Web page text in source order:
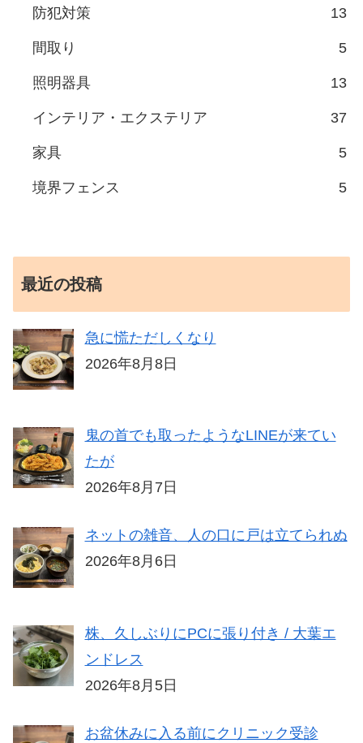
防犯対策 13
間取り 5
照明器具 13
インテリア・エクステリア 37
家具 5
境界フェンス 5
最近の投稿
急に慌ただしくなり
2026年8月8日
鬼の首でも取ったようなLINEが来てい
たが
2026年8月7日
ネットの雑音、人の口に戸は立てられぬ
2026年8月6日
株、久しぶりにPCに張り付き / 大葉エ
ンドレス
2026年8月5日
お盆休みに入る前にクリニック受診